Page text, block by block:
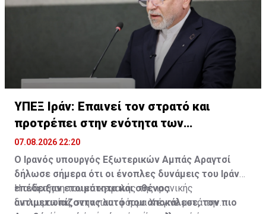
ΥΠΕΞ Ιράν: Επαινεί τον στρατό και
προτρέπει στην ενότητα των
μουσουλμάνων
07.08.2026 22:20
Ο Ιρανός υπουργός Εξωτερικών Αμπάς Αραγτσί
δήλωσε σήμερα ότι οι ένοπλες δυνάμεις του Ιράν
επέδειξαν ετοιμότητα και σθένος
αντιμετωπίζοντας αυτό που αποκάλεσε, τον πιο
Η ανάρτηση του επικεφαλής της ιρανικής
διπλωματίας στην πλατφόρμα Χ έγινε μετά την